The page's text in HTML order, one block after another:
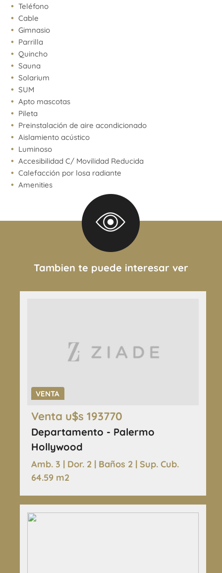
Teléfono
Cable
Gimnasio
Parrilla
Quincho
Sauna
Solarium
SUM
Apto mascotas
Pileta
Preinstalación de aire acondicionado
Aislamiento acústico
Luminoso
Accesibilidad C/ Movilidad Reducida
Calefacción por losa radiante
Amenities
Tambien te puede interesar ver
VENTA
Venta u$s 193770
Departamento - Palermo
Hollywood
Amb. 3 | Dor. 2 | Baños 2 | Sup. Cub.
64.59 m2